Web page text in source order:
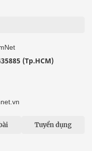
(Tp.HCM)
Tuyển dụng